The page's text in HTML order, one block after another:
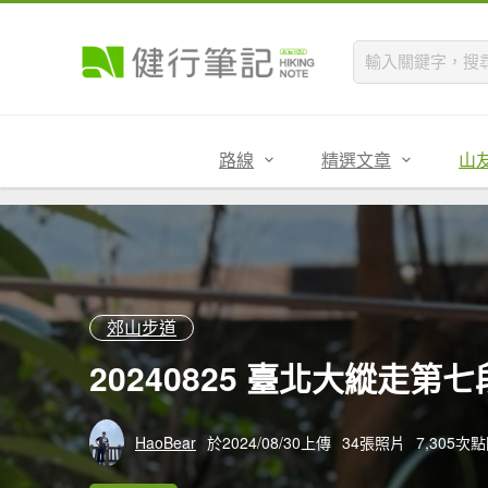
路線 精選文章 山
郊山步道
20240825 臺北大縱走第
HaoBear 於2024/08/30上傳 34張照片 7,305次